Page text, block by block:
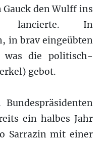
den Wulff ins
lancierte. In
in brav eingeübten
die politisch-
gebot.
ein halbes Jahr
Sarrazin mit einer